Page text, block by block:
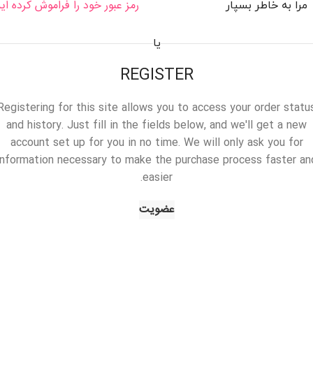
رمز عبور خود را فراموش کرده مرا به خاطر بسپار
یا
REGISTER
for this site allows you to access your order
and history. Just fill in the fields below, and we'll get a new
account set up for you in no time. We will only ask you for
necessary to make the purchase process faster
easier.
عضویت